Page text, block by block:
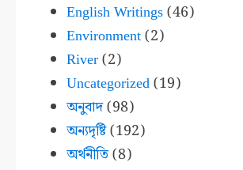
English Writings(46)
Environment(2)
River(2)
Uncategorized(19)
অনুবাদ(98)
অন্যদৃষ্টি(192)
অর্থনীতি(8)